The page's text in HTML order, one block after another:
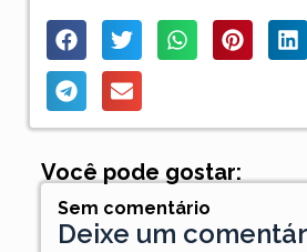
Você pode gostar:
Sem comentário
Deixe um